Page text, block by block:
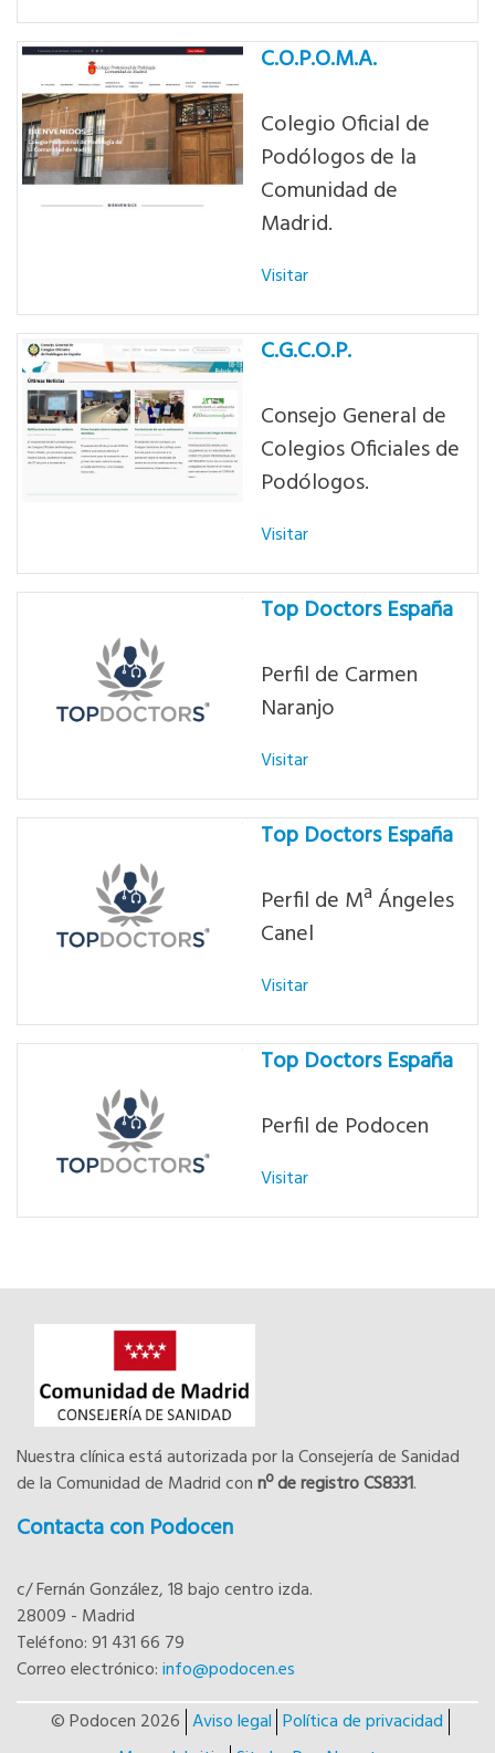
C.O.P.O.M.A.
Colegio Oficial de
Podólogos de la
Comunidad de
Madrid.
Visitar
C.G.C.O.P.
Consejo General de
Colegios Oficiales de
Podólogos.
Visitar
Top Doctors España
Perfil de Carmen
Naranjo
Visitar
Top Doctors España
Perfil de Mª Ángeles
Canel
Visitar
Top Doctors España
Perfil de Podocen
Visitar
Nuestra clínica está autorizada por la Consejería de Sanidad
de la Comunidad de Madrid connº de registro CS8331.
Contacta con Podocen
c/ Fernán González, 18 bajo centro izda.
28009 - Madrid
Teléfono: 91 431 66 79
Correo electrónico:info@podocen.es
© Podocen 2026 Aviso legal Política de privacidad